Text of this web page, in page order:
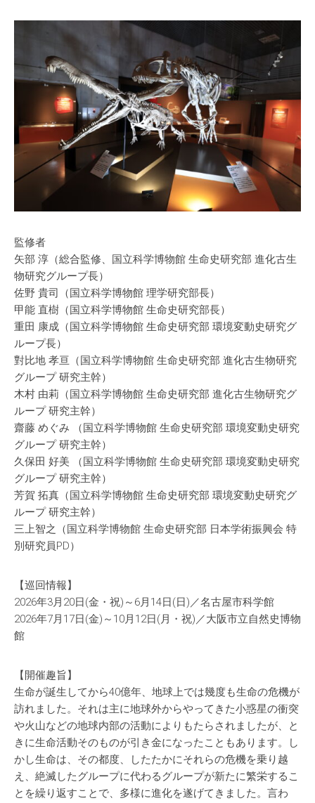
監修者
矢部 淳（総合監修、国立科学博物館 生命史研究部 進化古生
物研究グループ長）
佐野 貴司（国立科学博物館 理学研究部長）
甲能 直樹（国立科学博物館 生命史研究部長）
重田 康成（国立科学博物館 生命史研究部 環境変動史研究グ
ループ長）
對比地 孝亘（国立科学博物館 生命史研究部 進化古生物研究
グループ 研究主幹）
木村 由莉（国立科学博物館 生命史研究部 進化古生物研究グ
ループ 研究主幹）
齋藤 めぐみ （国立科学博物館 生命史研究部 環境変動史研究
グループ 研究主幹）
久保田 好美 （国立科学博物館 生命史研究部 環境変動史研究
グループ 研究主幹）
芳賀 拓真（国立科学博物館 生命史研究部 環境変動史研究グ
ループ 研究主幹）
三上智之（国立科学博物館 生命史研究部 日本学術振興会 特
別研究員PD）
【巡回情報】
2026年3月20日(金・祝)～6月14日(日)／名古屋市科学館
2026年7月17日(金)～10月12日(月・祝)／大阪市立自然史博物
館
【開催趣旨】
生命が誕生してから40億年、地球上では幾度も生命の危機が
訪れました。それは主に地球外からやってきた小惑星の衝突
や火山などの地球内部の活動によりもたらされましたが、と
きに生命活動そのものが引き金になったこともあります。し
かし生命は、その都度、したたかにそれらの危機を乗り越
え、絶滅したグループに代わるグループが新たに繁栄するこ
とを繰り返すことで、多様に進化を遂げてきました。言わ